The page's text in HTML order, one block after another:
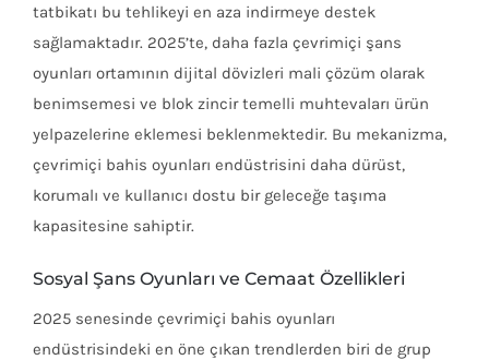
tatbikatı bu tehlikeyi en aza indirmeye destek
sağlamaktadır. 2025’te, daha fazla çevrimiçi şans
oyunları ortamının dijital dövizleri mali çözüm olarak
benimsemesi ve blok zincir temelli muhtevaları ürün
yelpazelerine eklemesi beklenmektedir. Bu mekanizma,
çevrimiçi bahis oyunları endüstrisini daha dürüst,
korumalı ve kullanıcı dostu bir geleceğe taşıma
kapasitesine sahiptir.
Sosyal Şans Oyunları ve Cemaat Özellikleri
2025 senesinde çevrimiçi bahis oyunları
endüstrisindeki en öne çıkan trendlerden biri de grup